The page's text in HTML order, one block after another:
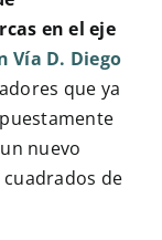
en el eje
Vía D. Diego
que ya
nuevo
de